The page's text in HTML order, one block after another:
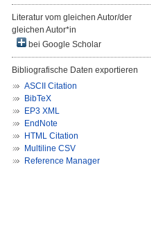
Literatur vom gleichen Autor/der
gleichen Autor*in
bei Google Scholar
Bibliografische Daten exportieren
ASCII Citation
BibTeX
EP3 XML
EndNote
HTML Citation
Multiline CSV
Reference Manager